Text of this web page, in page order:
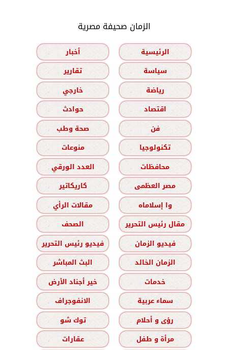
الزمان صحيفة مصرية
الرئيسية
أخبار
سياسة
تقارير
رياضة
خارجي
اقتصاد
حوادث
فن
صحة وطب
تكنولوجيا
منوعات
محافظات
العدد الورقي
مصر العظمى
كاريكاتير
وا إسلاماه
مقالات الرأي
مقال رئيس التحرير
الصحف
فيديو الزمان
فيديو رئيس التحرير
الزمان الخالد
البث المباشر
خدمات
خير أجناد الأرض
سماء عربية
الانفوجراف
رؤى و أحلام
توك شو
مرأة و طفل
عقارات